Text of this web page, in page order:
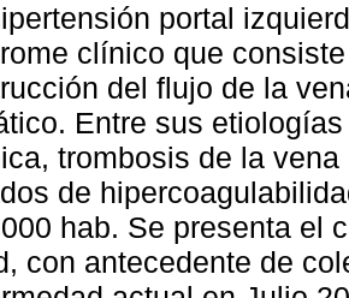
portal
clínico que
del flujo de la
Entre sus
trombosis de la
de
hab. Se presenta el
con antecedente de